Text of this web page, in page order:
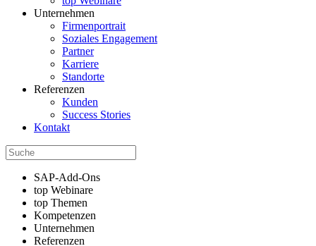
Unternehmen
Firmenportrait
Soziales Engagement
Partner
Karriere
Standorte
Referenzen
Kunden
Success Stories
Kontakt
SAP-Add-Ons
top Webinare
top Themen
Kompetenzen
Unternehmen
Referenzen